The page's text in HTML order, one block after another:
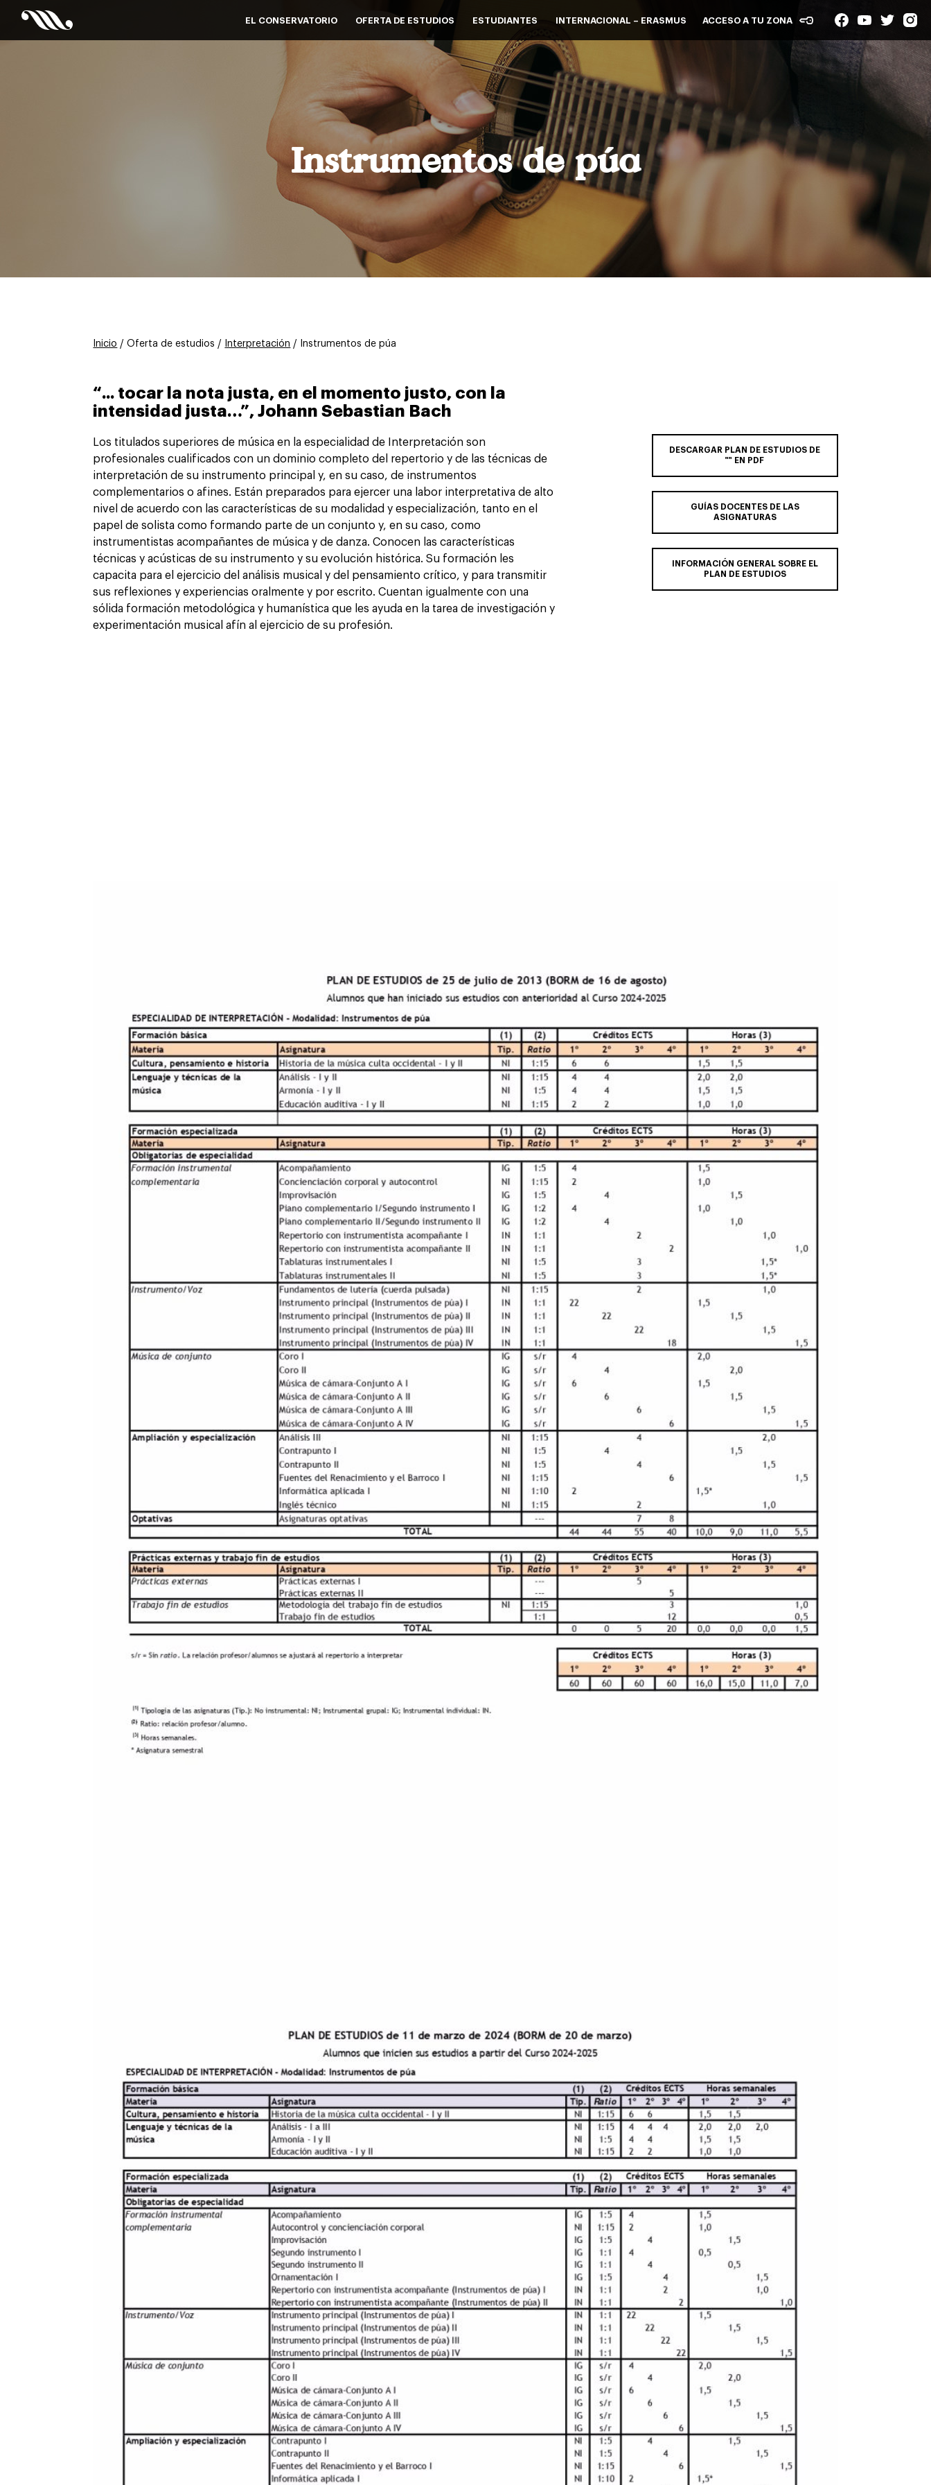
EL CONSERVATORIO OFERTA DE ESTUDIOS ESTUDIANTES INTERNACIONAL – ERASMUS ACCESO A TU ZONA
Instrumentos de púa
Inicio / Oferta de estudios / Interpretación / Instrumentos de púa
“... tocar la nota justa, en el momento justo, con la
intensidad justa…”, Johann Sebastian Bach
Los titulados superiores de música en la especialidad de Interpretación son
profesionales cualificados con un dominio completo del repertorio y de las técnicas de
interpretación de su instrumento principal y, en su caso, de instrumentos
complementarios o afines. Están preparados para ejercer una labor interpretativa de alto
nivel de acuerdo con las características de su modalidad y especialización, tanto en el
papel de solista como formando parte de un conjunto y, en su caso, como
instrumentistas acompañantes de música y de danza. Conocen las características
técnicas y acústicas de su instrumento y su evolución histórica. Su formación les
capacita para el ejercicio del análisis musical y del pensamiento crítico, y para transmitir
sus reflexiones y experiencias oralmente y por escrito. Cuentan igualmente con una
sólida formación metodológica y humanística que les ayuda en la tarea de investigación y
experimentación musical afín al ejercicio de su profesión.
DESCARGAR PLAN DE ESTUDIOS DE
"" EN PDF
GUÍAS DOCENTES DE LAS
ASIGNATURAS
INFORMACIÓN GENERAL SOBRE EL
PLAN DE ESTUDIOS